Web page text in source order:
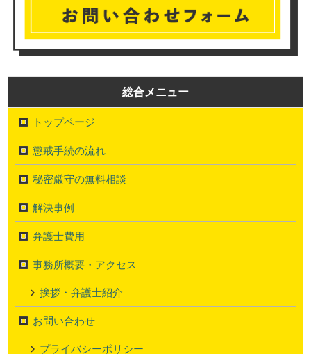
総合メニュー
トップページ
懲戒手続の流れ
秘密厳守の無料相談
解決事例
弁護士費用
事務所概要・アクセス
挨拶・弁護士紹介
お問い合わせ
プライバシーポリシー